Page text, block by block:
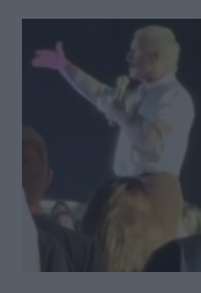
Γυναίκα
Καιρός